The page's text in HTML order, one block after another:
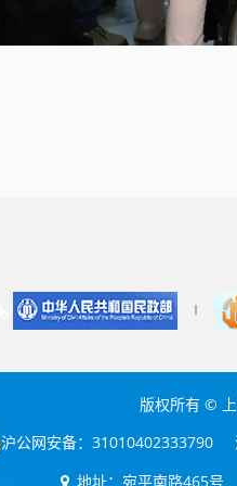
版权所有 ©
沪公网安备：31010402333790
地址：宛平南路465号